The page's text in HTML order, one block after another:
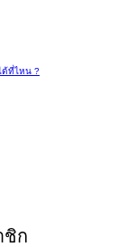
ด้ที่ไหน ?
ชิก